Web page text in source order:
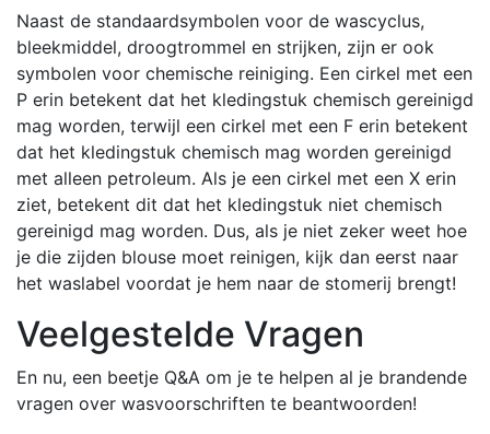
Naast de standaardsymbolen voor de wascyclus,
bleekmiddel, droogtrommel en strijken, zijn er ook
symbolen voor chemische reiniging. Een cirkel met een
P erin betekent dat het kledingstuk chemisch gereinigd
mag worden, terwijl een cirkel met een F erin betekent
dat het kledingstuk chemisch mag worden gereinigd
met alleen petroleum. Als je een cirkel met een X erin
ziet, betekent dit dat het kledingstuk niet chemisch
gereinigd mag worden. Dus, als je niet zeker weet hoe
je die zijden blouse moet reinigen, kijk dan eerst naar
het waslabel voordat je hem naar de stomerij brengt!
Veelgestelde Vragen
En nu, een beetje Q&A om je te helpen al je brandende
vragen over wasvoorschriften te beantwoorden!